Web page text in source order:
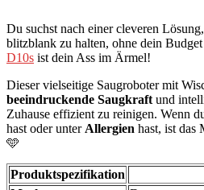
Du suchst nach einer cleveren
blitzblank zu halten, ohne dein
D10s ist dein Ass im Ärmel!
Dieser vielseitige Saugroboter mit
beeindruckende Saugkraft und
Zuhause effizient zu reinigen. Wenn
hast oder unter Allergien hast, ist das
🩵
Produktspezifikation